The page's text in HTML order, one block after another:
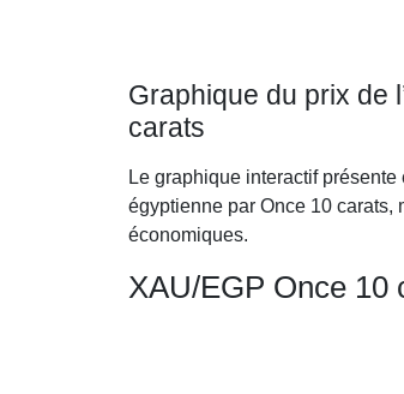
Graphique du prix de
carats
Le graphique interactif
égyptienne par Once 10 carats,
économiques.
XAU/EGP Once 10